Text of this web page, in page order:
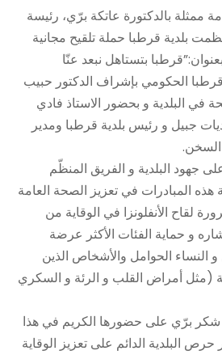
ممثلة بالدكتورة عاتكة برّي، رئيسة
بلدية قرطبا حملة تلقيح مجانية
بتستاهل نبعد عنّا
الحكومي بإشراف الدكتور حبيب
في البلدية و بحضور الاستاذ فادي
جبيل و رئيس بلدية قرطبا ومدير
السخن.
جهود البلدية و الفريق المنظّم
المبادرات في تعزيز الصحة العامة
لقاح الأنفلونزا في الوقاية من
و حماية الفئات الأكثر عرضة
النساء الحوامل والأشخاص الذين
(مثل أمراض القلب و الرئة و السكري
شكر برّي على حضورها الكريم في هذا
حرص البلدية الدائم على تعزيز الوقاية